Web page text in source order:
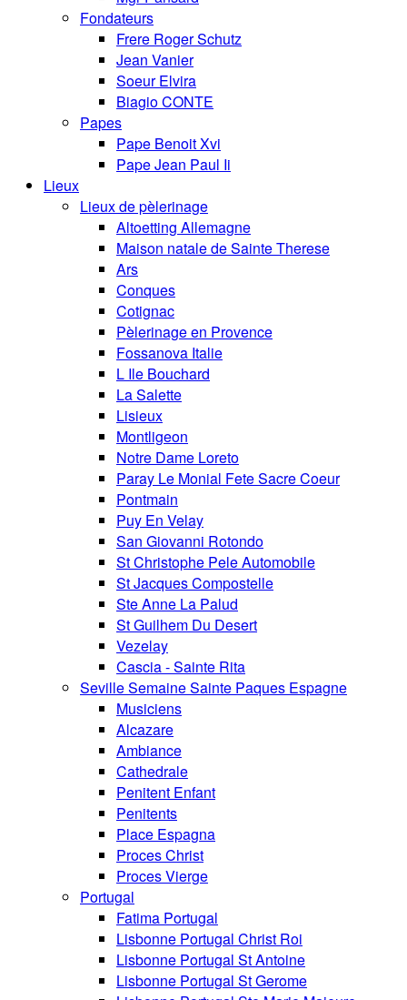
Fondateurs
Frere Roger Schutz
Jean Vanier
Soeur Elvira
Biagio CONTE
Papes
Pape Benoit Xvi
Pape Jean Paul Ii
Lieux
Lieux de pèlerinage
Altoetting Allemagne
Maison natale de Sainte Therese
Ars
Conques
Cotignac
Pèlerinage en Provence
Fossanova Italie
L Ile Bouchard
La Salette
Lisieux
Montligeon
Notre Dame Loreto
Paray Le Monial Fete Sacre Coeur
Pontmain
Puy En Velay
San Giovanni Rotondo
St Christophe Pele Automobile
St Jacques Compostelle
Ste Anne La Palud
St Guilhem Du Desert
Vezelay
Cascia - Sainte Rita
Seville Semaine Sainte Paques Espagne
Musiciens
Alcazare
Ambiance
Cathedrale
Penitent Enfant
Penitents
Place Espagna
Proces Christ
Proces Vierge
Portugal
Fatima Portugal
Lisbonne Portugal Christ Roi
Lisbonne Portugal St Antoine
Lisbonne Portugal St Gerome